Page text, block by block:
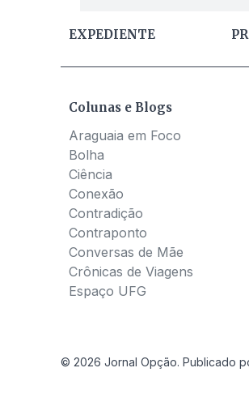
EXPEDIENTE
Colunas e Blogs
Araguaia em Foco
Bolha
Ciência
Conexão
Contradição
Contraponto
Conversas de Mãe
Crônicas de Viagens
Espaço UFG
© 2026 Jornal Opção. Publicado